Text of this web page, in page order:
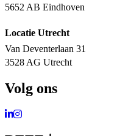
5652 AB Eindhoven
Locatie Utrecht
Van Deventerlaan 31
3528 AG Utrecht
Volg ons
Ga naar LinkedIn
Ga naar Instagram